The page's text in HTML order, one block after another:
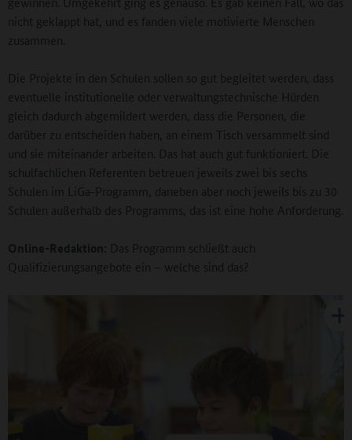
nicht geklappt hat, und es fanden viele motivierte Menschen
zusammen.
Die Projekte in den Schulen sollen so gut begleitet werden, dass
eventuelle institutionelle oder verwaltungstechnische Hürden
gleich dadurch abgemildert werden, dass die Personen, die
darüber zu entscheiden haben, an einem Tisch versammelt sind
und sie miteinander arbeiten. Das hat auch gut funktioniert. Die
schulfachlichen Referenten betreuen jeweils zwei bis sechs
Schulen im LiGa-Programm, daneben aber noch jeweils bis zu 30
Schulen außerhalb des Programms, das ist eine hohe Anforderung.
Online-Redaktion: Das Programm schließt auch
Qualifizierungsangebote ein – welche sind das?